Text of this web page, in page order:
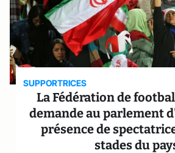
SUPPORTRICES
La Fédération de
demande au parlement
présence de
stades du